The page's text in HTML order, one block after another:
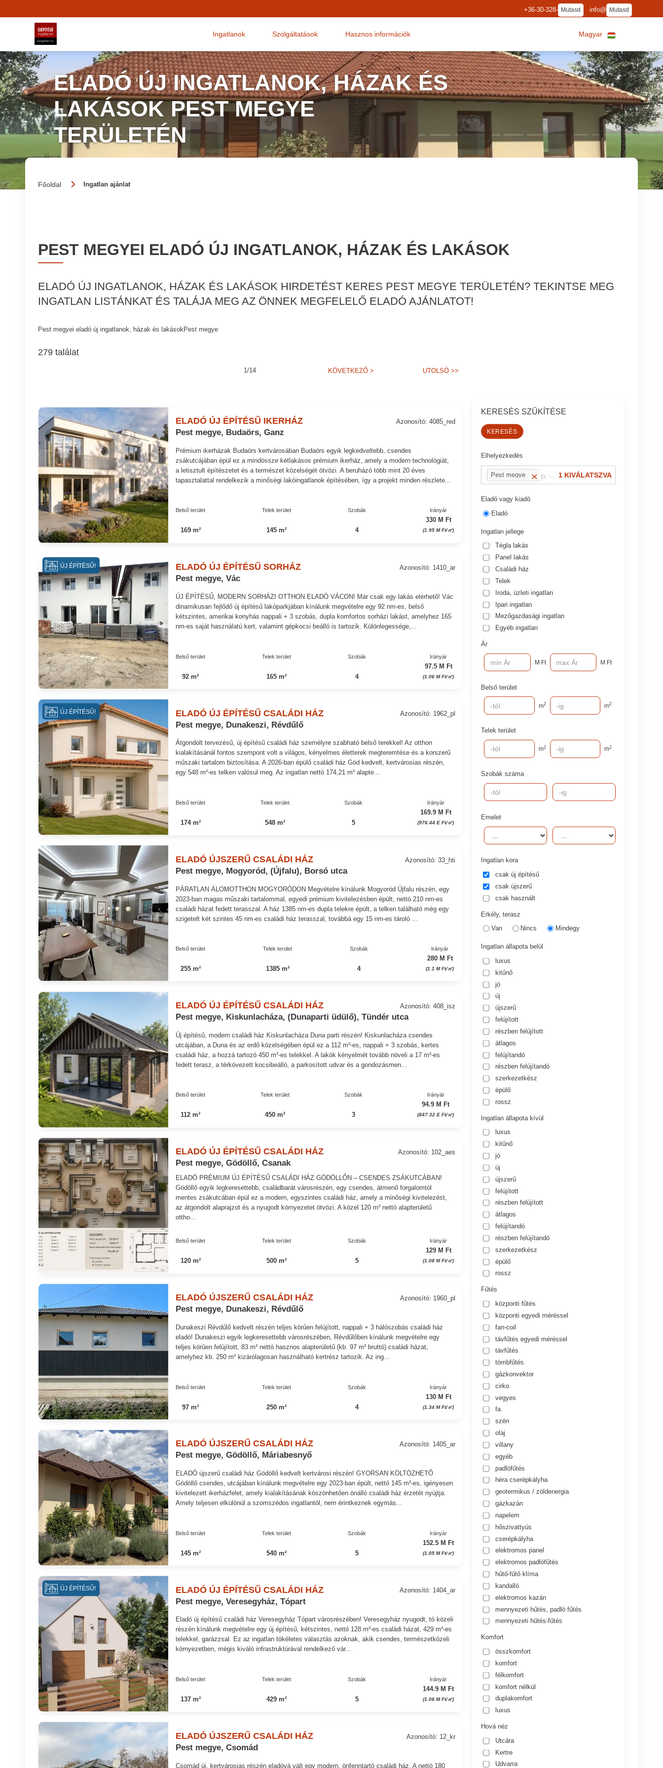
+36-30-328- Mutasd info@ Mutasd
Ingatlanok Szolgáltatások Hasznos információk Magyar
ELADÓ ÚJ INGATLANOK, HÁZAK ÉS
LAKÁSOK PEST MEGYE
TERÜLETÉN
Főoldal Ingatlan ajánlat
PEST MEGYEI ELADÓ ÚJ INGATLANOK, HÁZAK ÉS LAKÁSOK
ELADÓ ÚJ INGATLANOK, HÁZAK ÉS LAKÁSOK HIRDETÉST KERES PEST MEGYE TERÜLETÉN? TEKINTSE MEG
INGATLAN LISTÁNKAT ÉS TALÁJA MEG AZ ÖNNEK MEGFELELŐ ELADÓ AJÁNLATOT!
Pest megyei eladó új ingatlanok, házak és lakásokPest megye
279 találat
1/14 KÖVETKEZŐ> UTOLSÓ>>
ELADÓ ÚJ ÉPÍTÉSŰ IKERHÁZ
Pest megye, Budaörs, Ganz
Azonosító: 4085_red
Prémium ikerházak Budaörs kertvárosában Budaörs egyik legkedveltebb, csendes
zsákutcájában épül ez a mindössze kétlakásos prémium ikerház, amely a modern technológiát,
a letisztult építészetet és a természet közelségét ötvözi. A beruházó több mint 20 éves
tapasztalattal rendelkezik a minőségi lakóingatlanok építésében, így a projekt minden részlete...
Belső terület
169 m²
Telek terület
145 m²
Szobák
4
Irányár
330 M Ft
(1.95 M Ft/㎡)
ELADÓ ÚJ ÉPÍTÉSŰ SORHÁZ
Pest megye, Vác
Azonosító: 1410_ar
ÚJ ÉPÍTÉSŰ, MODERN SORHÁZI OTTHON ELADÓ VÁCON! Már csak egy lakás elérhető! Vác
dinamikusan fejlődő új építésű lakóparkjában kínálunk megvételre egy 92 nm-es, belső
kétszintes, amerikai konyhás nappali + 3 szobás, dupla komfortos sorházi lakást, amelyhez 165
nm-es saját használatú kert, valamint gépkocsi beálló is tartozik. Különlegessége,...
Belső terület
92 m²
Telek terület
165 m²
Szobák
4
Irányár
97.5 M Ft
(1.06 M Ft/㎡)
ÚJ ÉPÍTÉSŰ!
ELADÓ ÚJ ÉPÍTÉSŰ CSALÁDI HÁZ
Pest megye, Dunakeszi, Révdűlő
Azonosító: 1962_pl
Átgondolt tervezésű, új építésű családi ház személyre szabható belső terekkel! Az otthon
kialakításánál fontos szempont volt a világos, kényelmes életterek megteremtése és a korszerű
műszaki tartalom biztosítása. A 2026-ban épülő családi ház Göd kedvelt, kertvárosias részén,
egy 548 m²-es telken valósul meg. Az ingatlan nettó 174,21 m² alapte...
Belső terület
174 m²
Telek terület
548 m²
Szobák
5
Irányár
169.9 M Ft
(976.44 E Ft/㎡)
ÚJ ÉPÍTÉSŰ!
ELADÓ ÚJSZERŰ CSALÁDI HÁZ
Pest megye, Mogyoród, (Újfalu), Borsó utca
Azonosító: 33_hti
PÁRATLAN ÁLOMOTTHON MOGYORÓDON Megvételre kínálunk Mogyoród Újfalu részén, egy
2023-ban magas műszaki tartalommal, egyedi prémium kivitelezésben épült, nettó 210 nm-es
családi házat fedett terasszal. A ház 1385 nm-es dupla telekre épült, a telken található még egy
szigetelt két szintes 45 nm-es családi ház terasszal, továbbá egy 15 nm-es tároló ...
Belső terület
255 m²
Telek terület
1385 m²
Szobák
4
Irányár
280 M Ft
(1.1 M Ft/㎡)
ELADÓ ÚJ ÉPÍTÉSŰ CSALÁDI HÁZ
Pest megye, Kiskunlacháza, (Dunaparti üdülő), Tündér utca
Azonosító: 408_isz
Új építésű, modern családi ház Kiskunlacháza Duna parti részén! Kiskunlacháza csendes
utcájában, a Duna és az erdő közelségében épül ez a 112 m²-es, nappali + 3 szobás, kertes
családi ház, a hozzá tartozó 450 m²-es telekkel. A lakók kényelmét tovább növeli a 17 m²-es
fedett terasz, a térkövezett kocsibeálló, a parkosított udvar és a gondozásmen...
Belső terület
112 m²
Telek terület
450 m²
Szobák
3
Irányár
94.9 M Ft
(847.32 E Ft/㎡)
ELADÓ ÚJ ÉPÍTÉSŰ CSALÁDI HÁZ
Pest megye, Gödöllő, Csanak
Azonosító: 102_aes
ELADÓ PRÉMIUM ÚJ ÉPÍTÉSŰ CSALÁDI HÁZ GÖDÖLLŐN – CSENDES ZSÁKUTCÁBAN!
Gödöllő egyik legkeresettebb, családbarát városrészén, egy csendes, átmenő forgalomtól
mentes zsákutcában épül ez a modern, egyszintes családi ház, amely a minőségi kivitelezést,
az átgondolt alaprajzot és a nyugodt környezetet ötvözi. A közel 120 m² nettó alapterületű
ottho...
Belső terület
120 m²
Telek terület
500 m²
Szobák
5
Irányár
129 M Ft
(1.08 M Ft/㎡)
ELADÓ ÚJSZERŰ CSALÁDI HÁZ
Pest megye, Dunakeszi, Révdűlő
Azonosító: 1960_pl
Dunakeszi Révdűlő kedvelt részén teljes körűen felújított, nappali + 3 hálószobás családi ház
eladó! Dunakeszi egyik legkeresettebb városrészében, Révdűlőben kínálunk megvételre egy
teljes körűen felújított, 83 m² nettó hasznos alapterületű (kb. 97 m² bruttó) családi házat,
amelyhez kb. 250 m² kizárólagosan használható kertrész tartozik. Az ing...
Belső terület
97 m²
Telek terület
250 m²
Szobák
4
Irányár
130 M Ft
(1.34 M Ft/㎡)
ELADÓ ÚJSZERŰ CSALÁDI HÁZ
Pest megye, Gödöllő, Máriabesnyő
Azonosító: 1405_ar
ELADÓ újszerű családi ház Gödöllő kedvelt kertvárosi részén! GYORSAN KÖLTÖZHETŐ
Gödöllő csendes, utcájában kínálunk megvételre egy 2023-ban épült, nettó 145 m²-es, igényesen
kivitelezett ikerházfelet, amely kialakításának köszönhetően önálló családi ház érzetét nyújtja.
Amely teljesen elkülönül a szomszédos ingatlantól, nem érintkeznek egymás...
Belső terület
145 m²
Telek terület
540 m²
Szobák
5
Irányár
152.5 M Ft
(1.05 M Ft/㎡)
ELADÓ ÚJ ÉPÍTÉSŰ CSALÁDI HÁZ
Pest megye, Veresegyház, Tópart
Azonosító: 1404_ar
Eladó új építésű családi ház Veresegyház Tópart városrészében! Veresegyház nyugodt, tó közeli
részén kínálunk megvételre egy új építésű, kétszintes, nettó 128 m²-es családi házat, 429 m²-es
telekkel, garázzsal. Ez az ingatlan tökéletes választás azoknak, akik csendes, természetközeli
környezetben, mégis kiváló infrastruktúrával rendelkező vár...
Belső terület
137 m²
Telek terület
429 m²
Szobák
5
Irányár
144.9 M Ft
(1.06 M Ft/㎡)
ÚJ ÉPÍTÉSŰ!
ELADÓ ÚJSZERŰ CSALÁDI HÁZ
Pest megye, Csomád
Azonosító: 12_kr
Csomád új, kertvárosias részén eladóvá vált egy modern, önfenntartó családi ház. A nettó 180
KERESÉS SZŰKÍTÉSE
Elhelyezkedés
pl.: 13 kerület vagy Eger, Dobó utca
Pest megye 1 KIVÁLATSZVA
Eladó vagy kiadó
Eladó
Ingatlan jellege
Tégla lakás
Panel lakás
Családi ház
Telek
Iroda, üzleti ingatlan
Ipari ingatlan
Mezőgazdasági ingatlan
Egyéb ingatlan
Ár
M Ft M Ft
Belső terület
m2 m2
Telek terület
m2 m2
Szobák száma
Emelet
Ingatlan kora
csak új építésű
csak újszerű
csak használt
Erkély, terasz
Van
Nincs Mindegy
Ingatlan állapota belül
luxus
kitűnő
jó
új
újszerű
felújított
részben felújított
átlagos
felújítandó
részben felújítandó
szerkezetkész
épülő
rossz
Ingatlan állapota kívül
luxus
kitűnő
jó
új
újszerű
felújított
részben felújított
átlagos
felújítandó
részben felújítandó
szerkezetkész
épülő
rossz
Fűtés
központi fűtés
központi egyedi méréssel
fan-coil
távfűtés egyedi méréssel
távfűtés
tömbfűtés
gázkonvektor
cirko
vegyes
fa
szén
olaj
villany
egyéb
padlófűtés
héra cserépkályha
geotermikus / zöldenergia
gázkazán
napelem
hőszivattyús
cserépkályha
elektromos panel
elektromos padlófűtés
hűtő-fűtő klíma
kandalló
elektromos kazán
mennyezeti hűtés, padló fűtés
mennyezeti hűtés-fűtés
Komfort
összkomfort
komfort
félkomfort
komfort nélkül
duplakomfort
luxus
Hová néz
Utcára
Kertre
Udvarra